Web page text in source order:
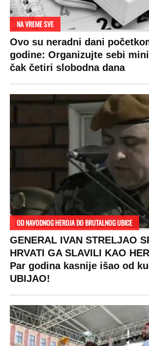
DRAMA ZBOG LJUBAVNE PRIČE
Zbog svadbe trudne Srpkinje
proradio nacionalizam!
tako: "Ti si svoje srpsko
RAJ!
Žene u Srbiji su poludele za
ogledaju se, bacaju pare:
koštaju 100 evra, a neke i